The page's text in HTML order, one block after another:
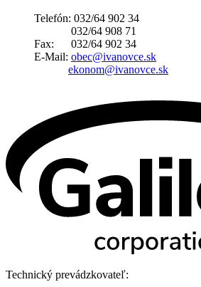
Telefón: 032/64 902 34
032/64 908 71
Fax: 032/64 902 34
E-Mail: obec@ivanovce.sk
ekonom@ivanovce.sk
Technický prevádzkovateľ: